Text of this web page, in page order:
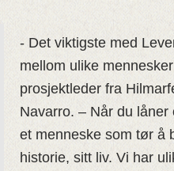
- Det viktigste med
mellom ulike
prosjektleder fra
Navarro. – Når du
et menneske som tør å
historie, sitt liv. Vi har